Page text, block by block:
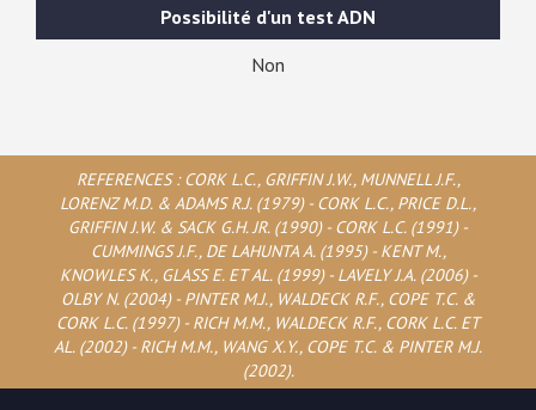
Possibilité d'un test ADN
Non
REFERENCES : CORK L.C., GRIFFIN J.W., MUNNELL J.F.,
LORENZ M.D. & ADAMS R.J. (1979) - CORK L.C., PRICE D.L.,
GRIFFIN J.W. & SACK G.H. JR. (1990) - CORK L.C. (1991) -
CUMMINGS J.F., DE LAHUNTA A. (1995) - KENT M.,
KNOWLES K., GLASS E. ET AL. (1999) - LAVELY J.A. (2006) -
OLBY N. (2004) - PINTER M.J., WALDECK R.F., COPE T.C. &
CORK L.C. (1997) - RICH M.M., WALDECK R.F., CORK L.C. ET
AL. (2002) - RICH M.M., WANG X.Y., COPE T.C. & PINTER M.J.
(2002).